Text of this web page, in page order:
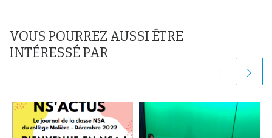
VOUS POURREZ AUSSI ÊTRE
INTÉRESSÉ PAR